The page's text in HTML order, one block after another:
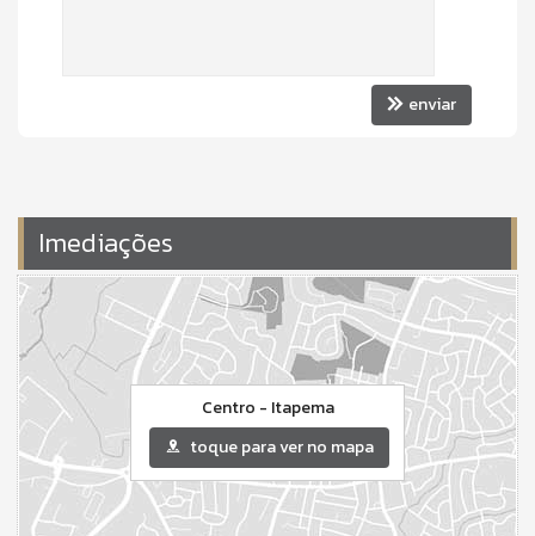
Porta de entrada em alto padrão com
enviar
Imediações
Centro - Itapema
toque para ver no mapa